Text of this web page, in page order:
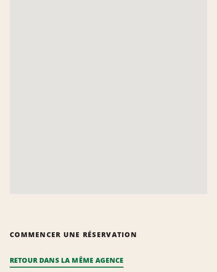
COMMENCER UNE RÉSERVATION
RETOUR DANS LA MÊME AGENCE